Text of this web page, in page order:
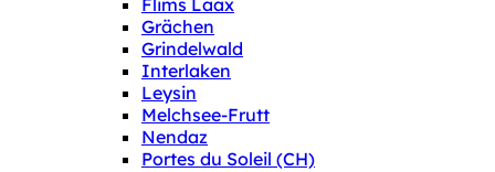
Flims Laax
Grächen
Grindelwald
Interlaken
Leysin
Melchsee-Frutt
Nendaz
Portes du Soleil (CH)